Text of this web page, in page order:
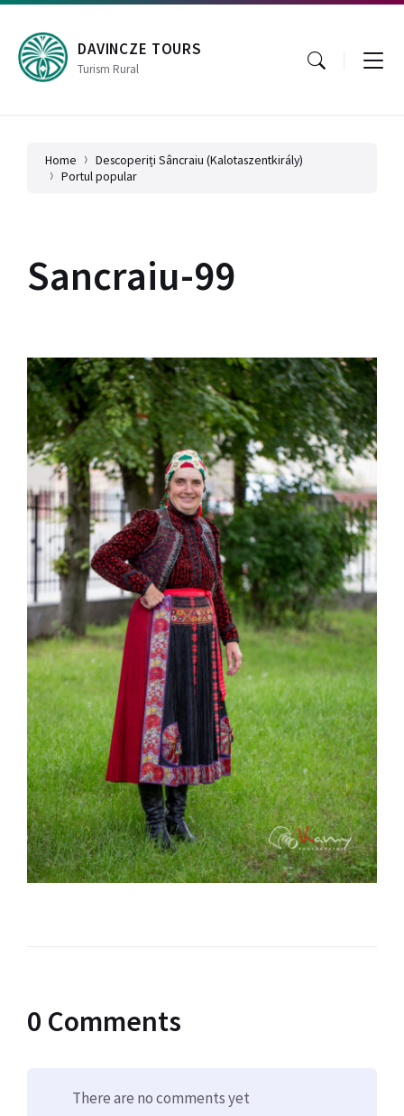
Skip
content
Skip
main
navigation
Skip
footer
DAVINCZE TOURS
Turism Rural
Home
Descoperiți Sâncraiu (Kalotaszentkirály)
Portul popular
Sancraiu-99
0 Comments
There are no comments yet